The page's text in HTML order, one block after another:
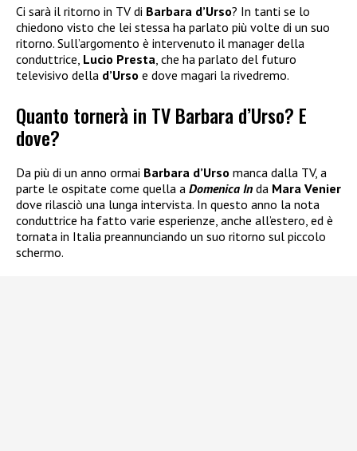
Ci sarà il ritorno in TV di Barbara d’Urso? In tanti se lo
chiedono visto che lei stessa ha parlato più volte di un suo
ritorno. Sull’argomento è intervenuto il manager della
conduttrice, Lucio Presta , che ha parlato del futuro
televisivo della d’Urso e dove magari la rivedremo.
Quanto tornerà in TV Barbara d’Urso? E
dove?
Da più di un anno ormai Barbara d’Urso manca dalla TV, a
parte le ospitate come quella a Domenica In da Mara Venier
dove rilasciò una lunga intervista. In questo anno la nota
conduttrice ha fatto varie esperienze, anche all’estero, ed è
tornata in Italia preannunciando un suo ritorno sul piccolo
schermo.